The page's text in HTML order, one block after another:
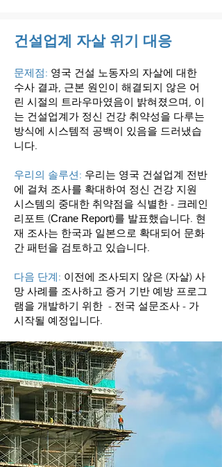
건설업계 자살 위기 대응
문제점: 영국 건설 노동자의 자살에 대한
수사 결과, 근본 원인이 해결되지 않은 어
린 시절의 트라우마였음이 밝혀졌으며, 이
는 건설업계가 정신 건강 취약성을 다루는
방식에 시스템적 공백이 있음을 드러냈습
니다.
우리의 솔루션: 우리는 영국 건설업계 전반
에 걸쳐 조사를 확대하여 정신 건강 지원
시스템의 중대한 취약점을 식별한 - 크레인
리포트 (Crane Report)를 발표했습니다. 현
재 조사는 한국과 일본으로 확대되어 문화
간 패턴을 검토하고 있습니다.
다음 단계: 이전에 조사되지 않은 (자살) 사
망 사례를 조사하고 증거 기반 예방 프로그
램을 개발하기 위한 - 전국 설문조사 - 가
시작될 예정입니다.